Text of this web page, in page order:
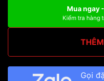
Mua ngay
Kiểm tra hàng
Gọi